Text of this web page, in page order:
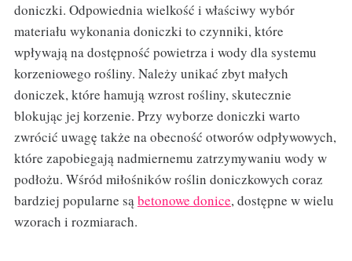
doniczki. Odpowiednia wielkość i właściwy wybór
materiału wykonania doniczki to czynniki, które
wpływają na dostępność powietrza i wody dla systemu
korzeniowego rośliny. Należy unikać zbyt małych
doniczek, które hamują wzrost rośliny, skutecznie
blokując jej korzenie. Przy wyborze doniczki warto
zwrócić uwagę także na obecność otworów odpływowych,
które zapobiegają nadmiernemu zatrzymywaniu wody w
podłożu. Wśród miłośników roślin doniczkowych coraz
bardziej popularne sąbetonowe donice, dostępne w wielu
wzorach i rozmiarach.